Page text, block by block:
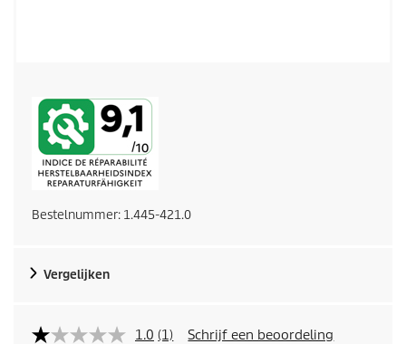
Bestelnummer: 1.445-421.0
Vergelijken
1.0 (1) Schrijf een beoordeling